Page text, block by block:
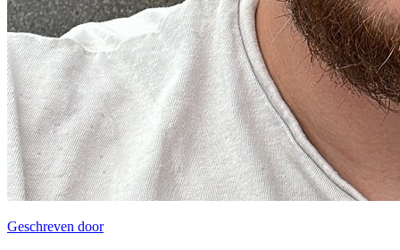
Geschreven door